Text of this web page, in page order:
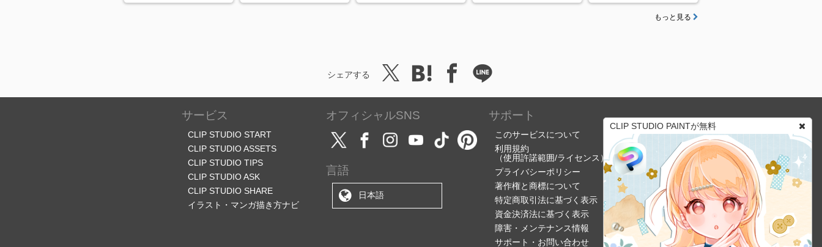
もっと見る
CLIP STUDIO PAINTが無料
シェアする
サービス
CLIP STUDIO START
CLIP STUDIO ASSETS
CLIP STUDIO TIPS
CLIP STUDIO ASK
CLIP STUDIO SHARE
イラスト・マンガ描き方ナビ
オフィシャルSNS
言語
日本語
サポート
このサービスについて
利用規約
（使用許諾範囲/ライセンス）
プライバシーポリシー
著作権と商標について
特定商取引法に基づく表示
資金決済法に基づく表示
障害・メンテナンス情報
サポート・お問い合わせ